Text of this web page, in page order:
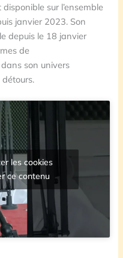
disponible sur l’ensemble
janvier 2023. Son
depuis le 18 janvier
de
son univers
les cookies
ce contenu